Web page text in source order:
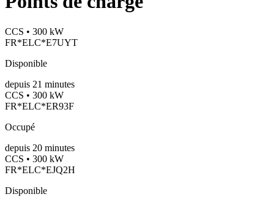
CCS • 300 kW
FR*ELC*E7UYT
Disponible
depuis 21 minutes
CCS • 300 kW
FR*ELC*ER93F
Occupé
depuis 20 minutes
CCS • 300 kW
FR*ELC*EJQ2H
Disponible